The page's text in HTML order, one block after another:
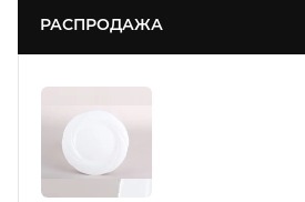
РАСПРОДАЖА